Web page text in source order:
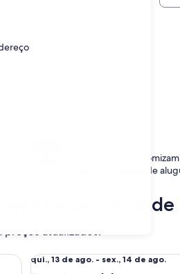
Associados
mais de 1 milhão de
carros – Villa de
preços atualizados.
qui.,
qui., 13 de ago. - sex., 14 de ago.
Econômico(a) Toyota Yaris